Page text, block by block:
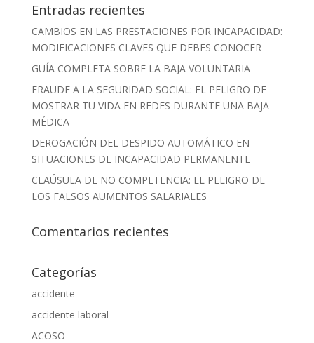
Entradas recientes
CAMBIOS EN LAS PRESTACIONES POR INCAPACIDAD:
MODIFICACIONES CLAVES QUE DEBES CONOCER
GUÍA COMPLETA SOBRE LA BAJA VOLUNTARIA
FRAUDE A LA SEGURIDAD SOCIAL: EL PELIGRO DE
MOSTRAR TU VIDA EN REDES DURANTE UNA BAJA
MÉDICA
DEROGACIÓN DEL DESPIDO AUTOMÁTICO EN
SITUACIONES DE INCAPACIDAD PERMANENTE
CLAÚSULA DE NO COMPETENCIA: EL PELIGRO DE
LOS FALSOS AUMENTOS SALARIALES
Comentarios recientes
Categorías
accidente
accidente laboral
ACOSO